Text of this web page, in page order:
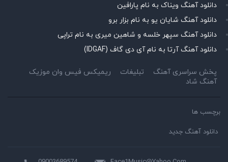
دانلود آهنگ ویناک به نام پارافین
دانلود آهنگ شایان یو به نام بزار برو
دانلود آهنگ سپهر خلسه و شاهین میری به نام تراپی
دانلود آهنگ آرتا به نام آی دی گاف (IDGAF)
پخش سراسری آهنگ تبلیغات
ریمیکس فیس وان موزیک
آهنگ شاد
برچسب ها
دانلود آهنگ جدید